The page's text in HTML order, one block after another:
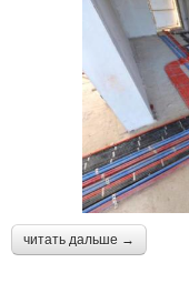
читать дальше →